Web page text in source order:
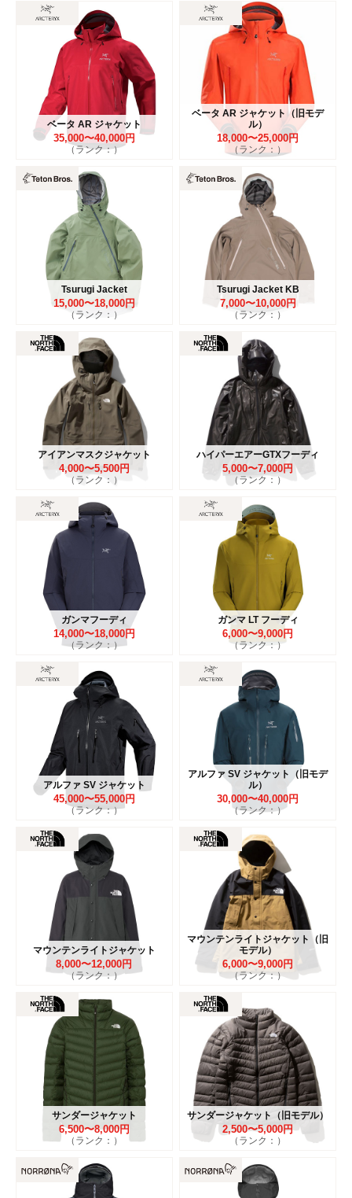
ベータ AR ジャケット
35,000〜40,000円
（ランク：）
ベータ AR ジャケット（旧モデ
ル）
18,000〜25,000円
（ランク：）
Tsurugi Jacket
15,000〜18,000円
（ランク：）
Tsurugi Jacket KB
7,000〜10,000円
（ランク：）
アイアンマスクジャケット
4,000〜5,500円
（ランク：）
ハイパーエアーGTXフーディ
5,000〜7,000円
（ランク：）
ガンマフーディ
14,000〜18,000円
（ランク：）
ガンマ LT フーディ
6,000〜9,000円
（ランク：）
アルファ SV ジャケット
45,000〜55,000円
（ランク：）
アルファ SV ジャケット（旧モデ
ル）
30,000〜40,000円
（ランク：）
マウンテンライトジャケット
8,000〜12,000円
（ランク：）
マウンテンライトジャケット（旧
モデル）
6,000〜9,000円
（ランク：）
サンダージャケット
6,500〜8,000円
（ランク：）
サンダージャケット（旧モデル）
2,500〜5,000円
（ランク：）